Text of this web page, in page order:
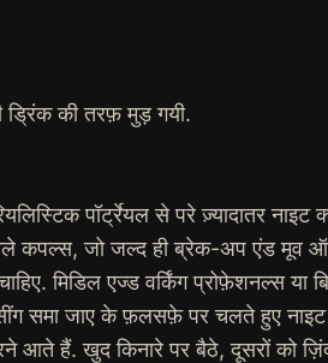
ड्रिंक की तरफ़ मुड़ गयी.
पॉर्ट्रेयल से परे ज़्यादातर
कपल्स, जो जल्द ही ब्रेक-अप एंड मूव
मिडिल एज्ड वर्किंग प्रोफ़ेशनल्स या
समा जाए के फ़लसफ़े पर चलते हुए
आते हैं. खुद किनारे पर बैठे, दूसरों को